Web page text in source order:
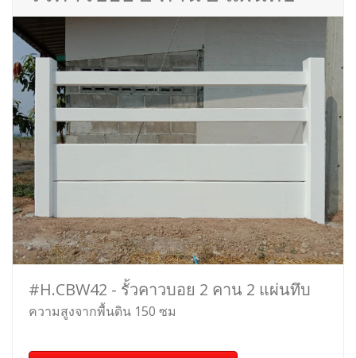
#H.CBW42 - รั้วคาวบอย 2 คาน 2 แผ่นทึบ
ความสูงจากพื้นดิน 150 ซม